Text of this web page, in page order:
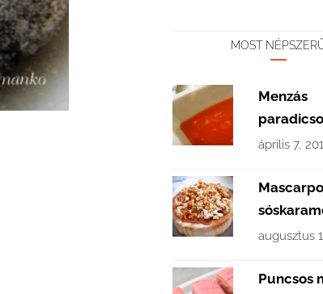
MOST
Menzás
április 7,
augusztus
Puncsos